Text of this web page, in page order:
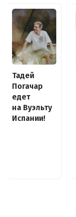
Тадей
Погачар
едет
на Вуэльту
Испании!